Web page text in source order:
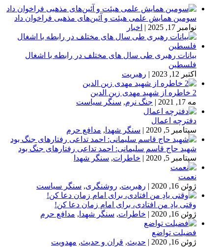
سومین همایش علمی هیئت و آئین‌های مذهبی فراخوان داد
نوامبر 17, 2025
| اخبار
بیانات رهبری طی سال های مختلف در رابطه با اشغال
فلسطین
اکتبر 12, 2023
| رهبریت
2 خاطره از شهید مهدی زین الدین
مه 17, 2021
| جنگ نرم, سنگر سیاست
دفترچه اعمال
سپتامبر 5, 2020
| سنگر شهدا , مدافع حرم
شهید حاج قاسم سلیمانی: احمد تداعی رفتارهای جنگ بود
سپتامبر 5, 2020
| خاطرات, سنگر شهدا
نعمت
ژوئن 16, 2020
| رهبریت, روشنگری, سنگر سیاست
وقتی یادِ من افتادی، برای امام زمان دعا کن!
ژوئن 16, 2020
| خاطرات, سنگر شهدا , مدافع حرم
فضیلت تواضع
ژوئن 16, 2020
| حدیث, قران و حدیث, مهدویت